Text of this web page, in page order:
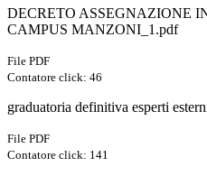
DECRETO ASSEGNAZIONE
CAMPUS MANZONI_1.pdf
File PDF
Contatore click: 46
graduatoria definitiva esperti
File PDF
Contatore click: 141